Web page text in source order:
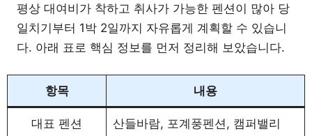
평상 대여비가 착하고 취사가 가능한 펜션이 많아 당
일치기부터 1박 2일까지 자유롭게 계획할 수 있습니
다. 아래 표로 핵심 정보를 먼저 정리해 보았습니다.
항목 내용
대표 펜션 산들바람, 포계풍펜션, 캠퍼밸리